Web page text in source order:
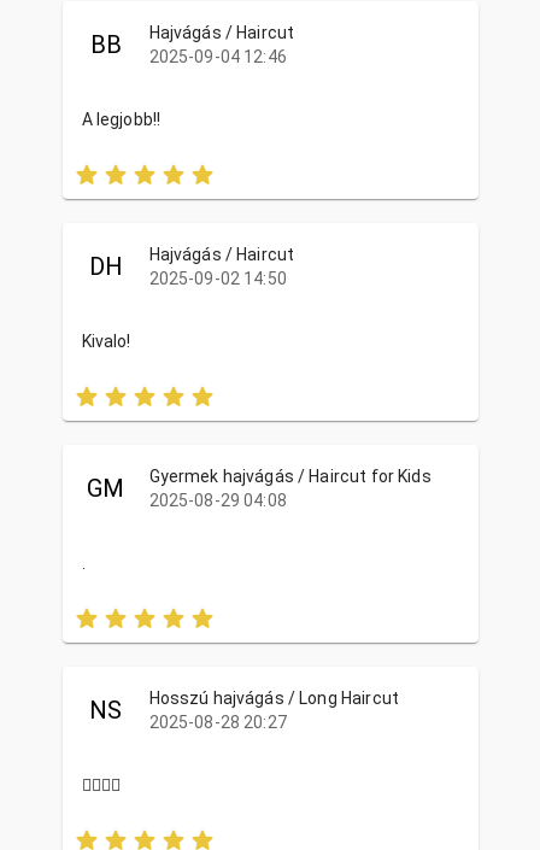
BB
Hajvágás / Haircut
2025-09-04 12:46
A legjobb!!
DH
Hajvágás / Haircut
2025-09-02 14:50
Kivalo!
GM
Gyermek hajvágás / Haircut for Kids
2025-08-29 04:08
NS
Hosszú hajvágás / Long Haircut
2025-08-28 20:27
❤️‍🔥❤️‍🔥